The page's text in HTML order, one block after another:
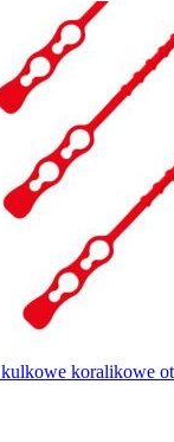
koralikowe